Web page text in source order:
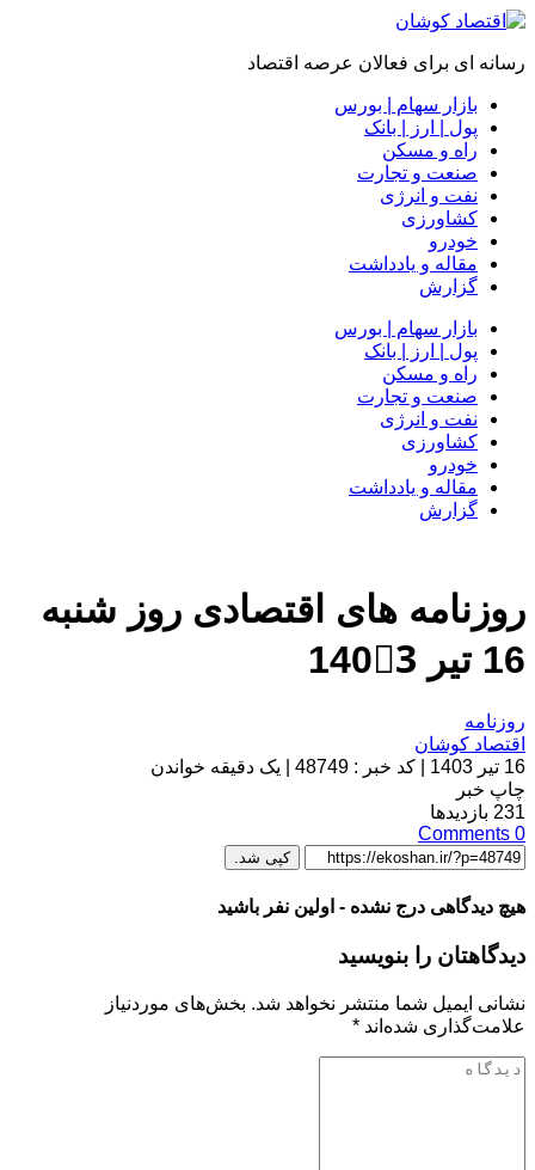
رسانه ای برای فعالان عرصه اقتصاد
بازار سهام | بورس
پول | ارز | بانک
راه و مسکن
صنعت و تجارت
نفت و انرژی
کشاورزی
خودرو
مقاله و یادداشت
گزارش
بازار سهام | بورس
پول | ارز | بانک
راه و مسکن
صنعت و تجارت
نفت و انرژی
کشاورزی
خودرو
مقاله و یادداشت
گزارش
روزنامه های اقتصادی روز شنبه
16 تیر 1403َ
روزنامه
اقتصاد کوشان
16 تیر 1403
کد خبر : 48749
یک دقیقه خواندن
چاپ خبر
231 بازدیدها
0
Comments
کپی شد.
هیچ دیدگاهی درج نشده - اولین نفر باشید
دیدگاهتان را بنویسید
نشانی ایمیل شما منتشر نخواهد شد. بخش‌های موردنیاز
علامت‌گذاری شده‌اند *